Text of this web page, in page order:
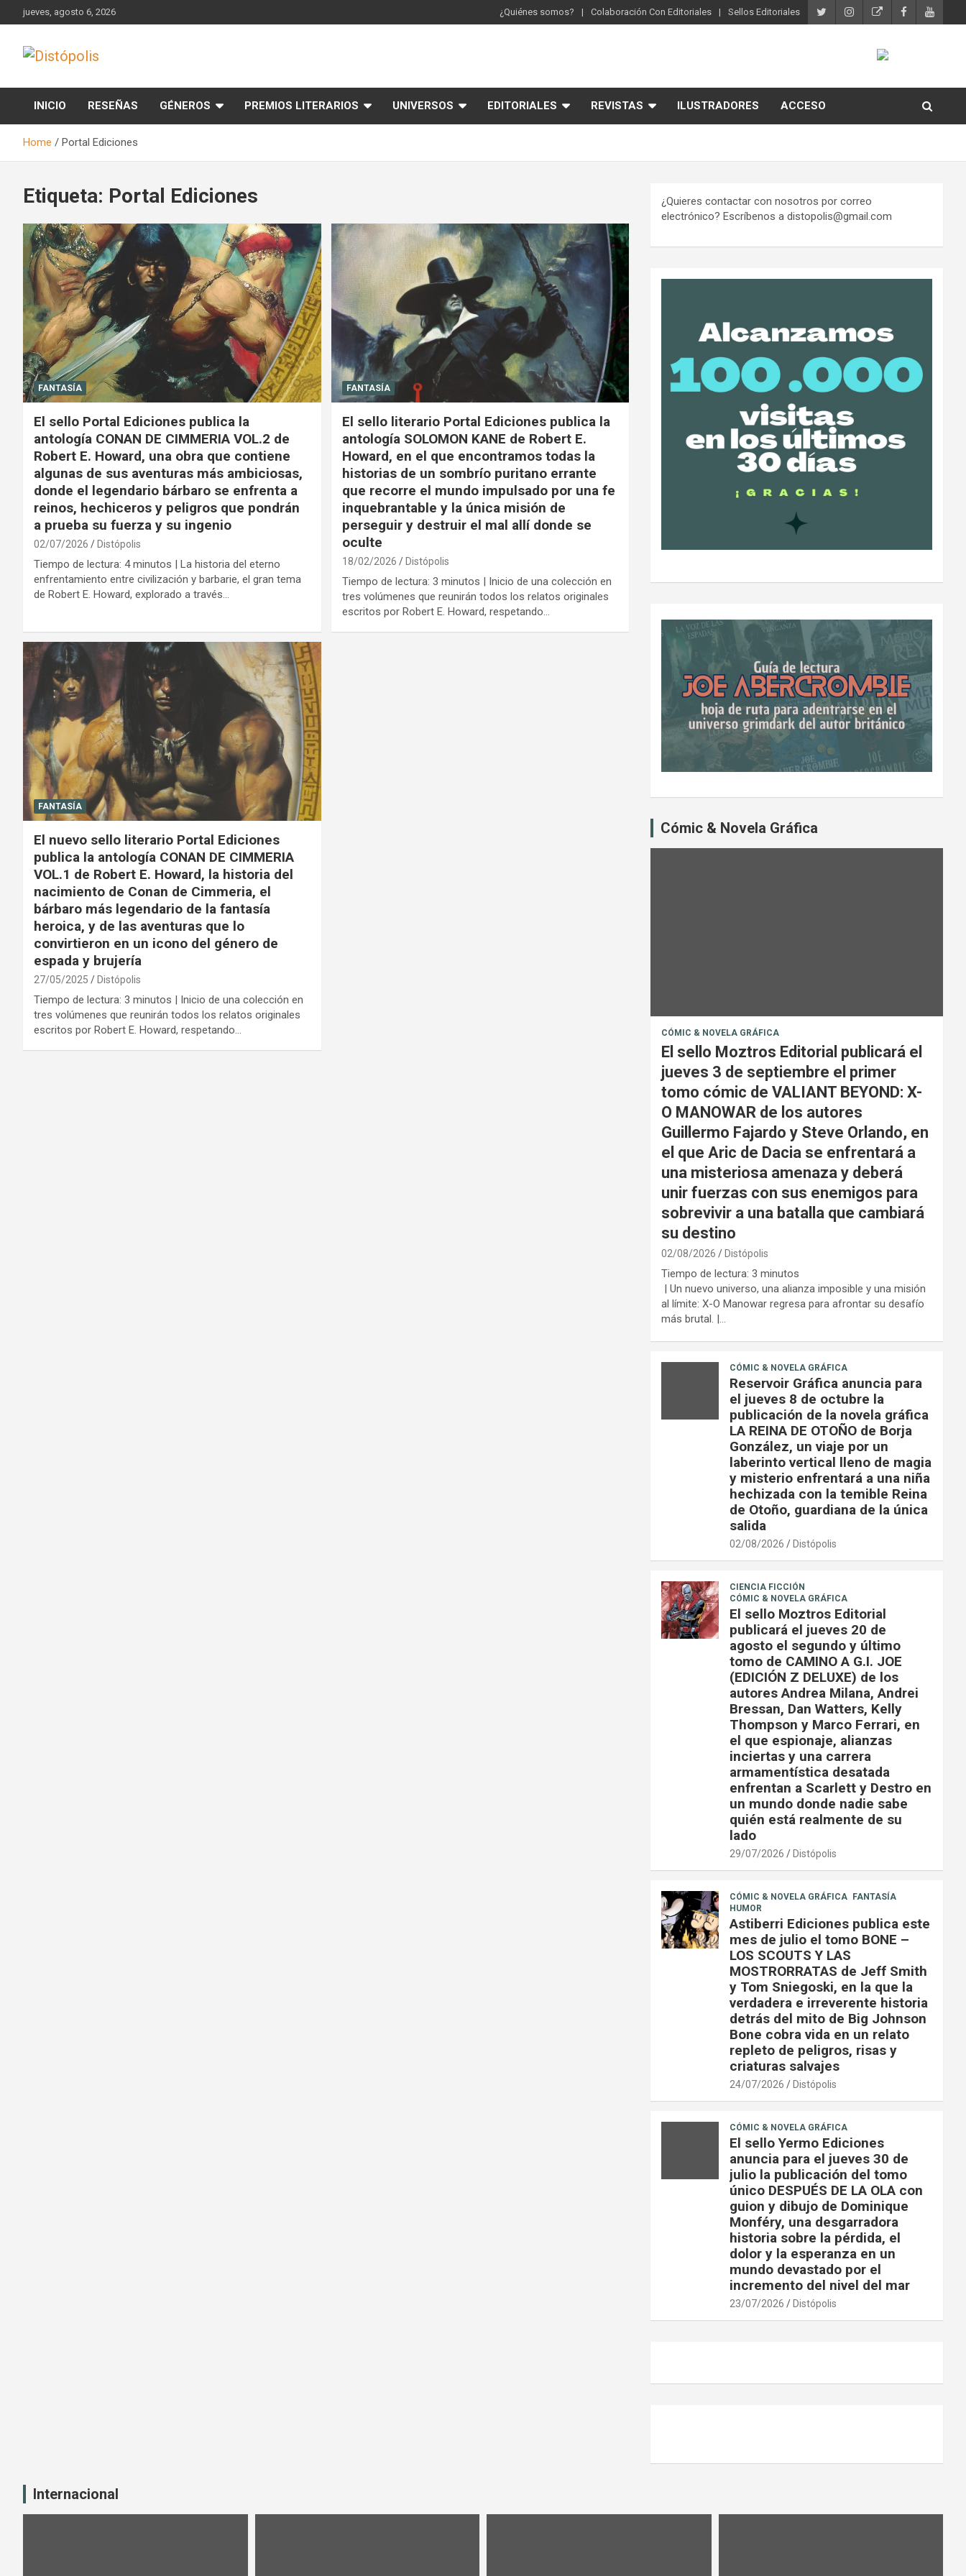
to
jueves, agosto 6, 2026 ¿Quiénes somos? Colaboración Con Editoriales Sellos Editoriales
Distópolis
INICIO RESEÑAS GÉNEROS PREMIOS LITERARIOS UNIVERSOS EDITORIALES REVISTAS ILUSTRADORES ACCESO
Home Portal Ediciones
Etiqueta: Portal Ediciones
FANTASÍA
El sello Portal Ediciones publica la
antología CONAN DE CIMMERIA VOL.2 de
Robert E. Howard, una obra que contiene
algunas de sus aventuras más ambiciosas,
donde el legendario bárbaro se enfrenta a
reinos, hechiceros y peligros que pondrán
a prueba su fuerza y su ingenio
02/07/2026 Distópolis
Tiempo de lectura: 4 minutos | La historia del eterno
enfrentamiento entre civilización y barbarie, el gran tema
de Robert E. Howard, explorado a través…
FANTASÍA
El sello literario Portal Ediciones publica la
antología SOLOMON KANE de Robert E.
Howard, en el que encontramos todas la
historias de un sombrío puritano errante
que recorre el mundo impulsado por una fe
inquebrantable y la única misión de
perseguir y destruir el mal allí donde se
oculte
18/02/2026 Distópolis
Tiempo de lectura: 3 minutos | Inicio de una colección en
tres volúmenes que reunirán todos los relatos originales
escritos por Robert E. Howard, respetando…
FANTASÍA
El nuevo sello literario Portal Ediciones
publica la antología CONAN DE CIMMERIA
VOL.1 de Robert E. Howard, la historia del
nacimiento de Conan de Cimmeria, el
bárbaro más legendario de la fantasía
heroica, y de las aventuras que lo
convirtieron en un icono del género de
espada y brujería
27/05/2025 Distópolis
Tiempo de lectura: 3 minutos | Inicio de una colección en
tres volúmenes que reunirán todos los relatos originales
escritos por Robert E. Howard, respetando…
¿Quieres contactar con nosotros por correo
electrónico? Escríbenos a distopolis@gmail.com
Cómic & Novela Gráfica
CÓMIC & NOVELA GRÁFICA
El sello Moztros Editorial publicará el
jueves 3 de septiembre el primer
tomo cómic de VALIANT BEYOND: X-
O MANOWAR de los autores
Guillermo Fajardo y Steve Orlando, en
el que Aric de Dacia se enfrentará a
una misteriosa amenaza y deberá
unir fuerzas con sus enemigos para
sobrevivir a una batalla que cambiará
su destino
02/08/2026 Distópolis
Tiempo de lectura: 3 minutos
| Un nuevo universo, una alianza imposible y una misión
al límite: X-O Manowar regresa para afrontar su desafío
más brutal. |…
CÓMIC & NOVELA GRÁFICA
Reservoir Gráfica anuncia para
el jueves 8 de octubre la
publicación de la novela gráfica
LA REINA DE OTOÑO de Borja
González, un viaje por un
laberinto vertical lleno de magia
y misterio enfrentará a una niña
hechizada con la temible Reina
de Otoño, guardiana de la única
salida
02/08/2026 Distópolis
CIENCIA FICCIÓN
CÓMIC & NOVELA GRÁFICA
El sello Moztros Editorial
publicará el jueves 20 de
agosto el segundo y último
tomo de CAMINO A G.I. JOE
(EDICIÓN Z DELUXE) de los
autores Andrea Milana, Andrei
Bressan, Dan Watters, Kelly
Thompson y Marco Ferrari, en
el que espionaje, alianzas
inciertas y una carrera
armamentística desatada
enfrentan a Scarlett y Destro en
un mundo donde nadie sabe
quién está realmente de su
lado
29/07/2026 Distópolis
CÓMIC & NOVELA GRÁFICA
FANTASÍA
HUMOR
Astiberri Ediciones publica este
mes de julio el tomo BONE –
LOS SCOUTS Y LAS
MOSTRORRATAS de Jeff Smith
y Tom Sniegoski, en la que la
verdadera e irreverente historia
detrás del mito de Big Johnson
Bone cobra vida en un relato
repleto de peligros, risas y
criaturas salvajes
24/07/2026 Distópolis
CÓMIC & NOVELA GRÁFICA
El sello Yermo Ediciones
anuncia para el jueves 30 de
julio la publicación del tomo
único DESPUÉS DE LA OLA con
guion y dibujo de Dominique
Monféry, una desgarradora
historia sobre la pérdida, el
dolor y la esperanza en un
mundo devastado por el
incremento del nivel del mar
23/07/2026 Distópolis
Internacional